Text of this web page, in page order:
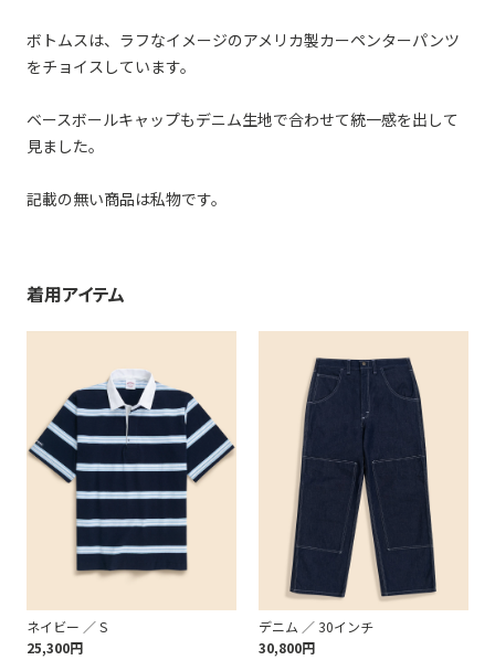
ボトムスは、ラフなイメージのアメリカ製カーペンターパンツ
をチョイスしています。
ベースボールキャップもデニム生地で合わせて統一感を出して
見ました。
記載の無い商品は私物です。
着用アイテム
ネイビー ／ S
25,300円
デニム ／ 30インチ
30,800円